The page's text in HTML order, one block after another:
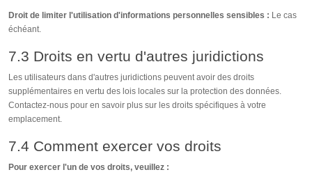
Droit de limiter l'utilisation d'informations personnelles sensibles : Le cas
échéant.
7.3 Droits en vertu d'autres juridictions
Les utilisateurs dans d'autres juridictions peuvent avoir des droits
supplémentaires en vertu des lois locales sur la protection des données.
Contactez-nous pour en savoir plus sur les droits spécifiques à votre
emplacement.
7.4 Comment exercer vos droits
Pour exercer l'un de vos droits, veuillez :